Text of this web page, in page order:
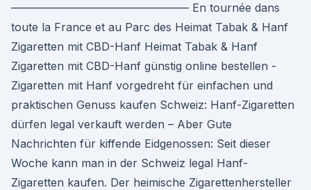
———————————————— En tournée dans
toute la France et au Parc des Heimat Tabak & Hanf
Zigaretten mit CBD-Hanf Heimat Tabak & Hanf
Zigaretten mit CBD-Hanf günstig online bestellen -
Zigaretten mit Hanf vorgedreht für einfachen und
praktischen Genuss kaufen Schweiz: Hanf-Zigaretten
dürfen legal verkauft werden – Aber Gute
Nachrichten für kiffende Eidgenossen: Seit dieser
Woche kann man in der Schweiz legal Hanf-
Zigaretten kaufen. Der heimische Zigarettenhersteller